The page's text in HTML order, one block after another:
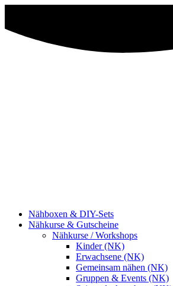
Nähboxen & DIY-Sets
Nähkurse & Gutscheine
Nähkurse / Workshops
Kinder (NK)
Erwachsene (NK)
Gemeinsam nähen (NK)
Gruppen & Events (NK)